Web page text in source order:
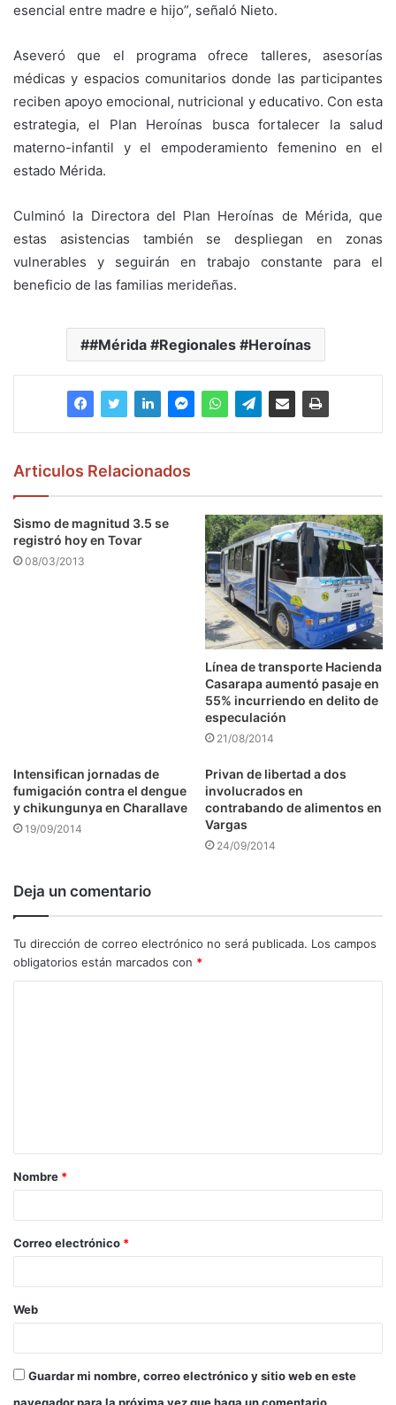
esencial entre madre e hijo”, señaló Nieto.
Aseveró que el programa ofrece talleres, asesorías
médicas y espacios comunitarios donde las participantes
reciben apoyo emocional, nutricional y educativo. Con esta
estrategia, el Plan Heroínas busca fortalecer la salud
materno-infantil y el empoderamiento femenino en el
estado Mérida.
Culminó la Directora del Plan Heroínas de Mérida, que
estas asistencias también se despliegan en zonas
vulnerables y seguirán en trabajo constante para el
beneficio de las familias merideñas.
#Mérida #Regionales #Heroínas
Articulos Relacionados
Sismo de magnitud 3.5 se
registró hoy en Tovar
08/03/2013
Línea de transporte Hacienda
Casarapa aumentó pasaje en
55% incurriendo en delito de
especulación
21/08/2014
Intensifican jornadas de
fumigación contra el dengue
y chikungunya en Charallave
19/09/2014
Privan de libertad a dos
involucrados en
contrabando de alimentos en
Vargas
24/09/2014
Deja un comentario
Tu dirección de correo electrónico no será publicada. Los campos
obligatorios están marcados con *
a
r
*
Nombre *
Correo electrónico *
Web
Guardar mi nombre, correo electrónico y sitio web en este